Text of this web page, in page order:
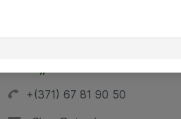
+(371) 67 81 90 50